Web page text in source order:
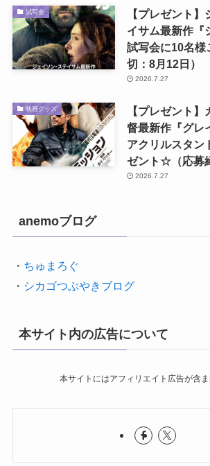
試写会
【プレゼント
イサム最新作『
試写会に10名
切：8月12日）
2026.7.27
映画グッズ
【プレゼント
督最新作『グレ
アクリルスタン
ゼント☆（応募
2026.7.27
anemoブログ
・ ちゅまろぐ
・ シカゴつぶやきブログ
本サイト内の広告について
本サイトにはアフィリエイト広告が含